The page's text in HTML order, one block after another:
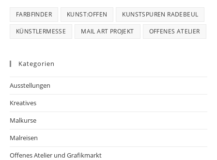
FARBFINDER KUNST:OFFEN KUNSTSPUREN RADEBEUL
KÜNSTLERMESSE MAIL ART PROJEKT OFFENES ATELIER
Kategorien
Ausstellungen
Kreatives
Malkurse
Malreisen
Offenes Atelier und Grafikmarkt